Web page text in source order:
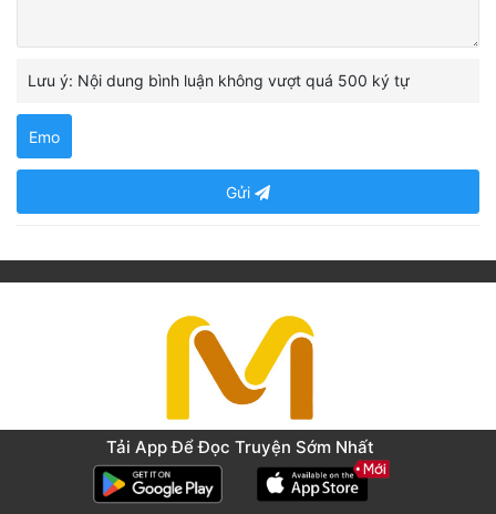
Lưu ý: Nội dung bình luận không vượt quá 500 ký tự
Emo
Gửi
Liên hệ bản quyền
Tải App Để Đọc Truyện Sớm Nhất